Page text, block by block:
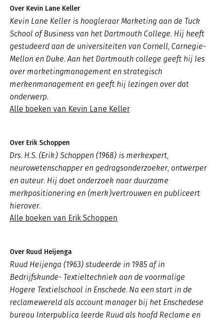
Over Kevin Lane Keller
Kevin Lane Keller is hoogleraar Marketing aan de Tuck
School of Business van het Dartmouth College. Hij heeft
gestudeerd aan de universiteiten van Cornell, Carnegie-
Mellon en Duke. Aan het Dartmouth college geeft hij les
over marketingmanagement en strategisch
merkenmanagement en geeft hij lezingen over dat
onderwerp.
Alle boeken van Kevin Lane Keller
Over Erik Schoppen
Drs. H.S. (Erik) Schoppen (1968) is merkexpert,
neurowetenschapper en gedragsonderzoeker, ontwerper
en auteur. Hij doet onderzoek naar duurzame
merkpositionering en (merk)vertrouwen en publiceert
hierover.
Alle boeken van Erik Schoppen
Over Ruud Heijenga
Ruud Heijenga (1963) studeerde in 1985 af in
Bedrijfskunde- Textieltechniek aan de voormalige
Hogere Textielschool in Enschede. Na een start in de
reclamewereld als account manager bij het Enschedese
bureau Interpublica leerde Ruud als hoofd Reclame en